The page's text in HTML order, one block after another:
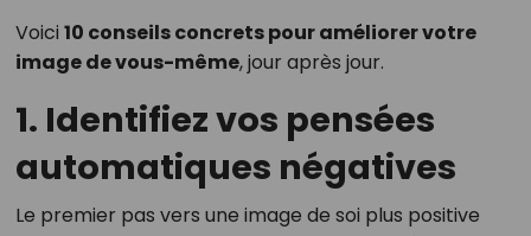
Voici 10 conseils concrets pour améliorer votre
image de vous-même, jour après jour.
1. Identifiez vos pensées
automatiques négatives
Le premier pas vers une image de soi plus positive